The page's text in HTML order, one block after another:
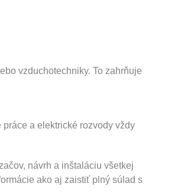
vzduchotechniky. To zahrňuje
a elektrické rozvody vždy
návrh a inštaláciu všetkej
ako aj zaistiť plný súlad s